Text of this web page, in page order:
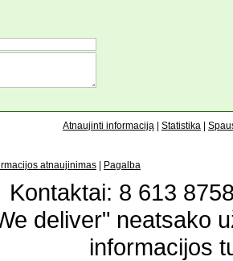
Atnaujinti informaciją Statistika
atnaujinimas Pagalba
Kontaktai: 8 613
deliver" neatsako
informacijos